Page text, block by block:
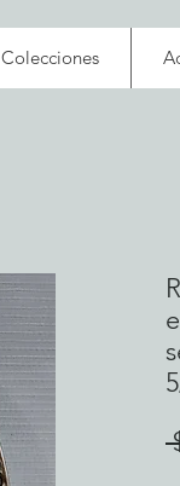
Colecciones